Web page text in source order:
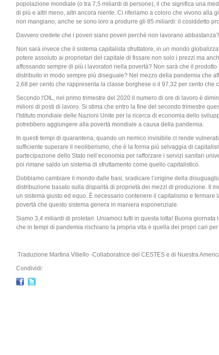
popolazione mondiale (o tra 7,5 miliardi di persone), il che significa una
di più e altri meno, altri ancora niente. Ci riferiamo a coloro che vivono alla
non mangiano, anche se sono loro a produrre gli 85 miliardi: il cosiddetto
Davvero credete che i poveri siano poveri perché non lavorano
Non sarà invece che il sistema capitalista sfruttatore, in un mondo
potere assoluto ai proprietari del capitale di fissare non solo i prezzi ma
affossando sempre di più i lavoratori nella povertà? Non sarà che il
distribuito in modo sempre più diseguale? Nel mezzo della pandemia che
2,68 per cento che rappresenta la classe borghese o il 97,32 per cento che
Secondo l'OIL, nel primo trimestre del 2020 il numero di ore di lavoro è
milioni di posti di lavoro. Si stima che entro la fine del secondo trimestre
l'Istituto mondiale delle Nazioni Unite per la ricerca di economia dello
potrebbero aggiungere alla povertà mondiale a causa della pandemia.
In questi tempi di quarantena, quando un nemico invisibile ci rende
sufficiente superare il neoliberismo, che è la forma più selvaggia di
partecipazione dello Stato nell’economia per rafforzare i servizi sanitari
poi rimane saldo un sistema di sfruttamento come quello capitalistico.
Dobbiamo cambiare il mondo dalle basi, sradicare l’origine della
distribuzione basato sulla disparità di proprietà dei mezzi di produzione. Il
un sistema giusto ed equo. È necessario contenere il capitalismo e
povertà che questo sistema genera in maniera esponenziale.
Siamo 3,4 miliardi di proletari. Uniamoci tutti in questa lotta! Buona
che in tempi di pandemia rischiano la propria vita e quella dei propri cari
Traduzione Martina Vitiello -Collaboratrice del CESTES e di Nuestra
Condividi: